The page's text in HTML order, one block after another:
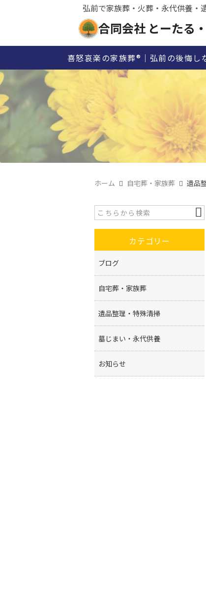
弘前で家族葬・火葬・永代供養・
合同会社 とーたる
喜怒哀楽の家族葬®｜弘前の後悔し
ホーム 自宅葬・家族葬 遺品
カテゴリー
ブログ
自宅葬・家族葬
遺品整理・特殊清掃
墓じまい・永代供養
お知らせ